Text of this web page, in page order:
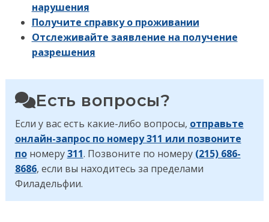
нарушения
Получите справку о проживании
Отслеживайте заявление на получение
разрешения
Есть вопросы?
Если у вас есть какие-либо вопросы, отправьте
онлайн-запрос по номеру 311 или позвоните
пономеру311. Позвоните по номеру (215) 686-
8686, если вы находитесь за пределами
Филадельфии.